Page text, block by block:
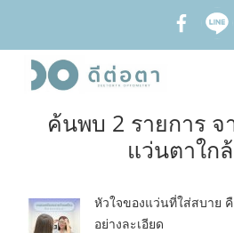
ค้นพบ 2 รายการ จ
แว่นตาใก
หัวใจของแว่นที่ใส่สบาย
อย่างละเอียด